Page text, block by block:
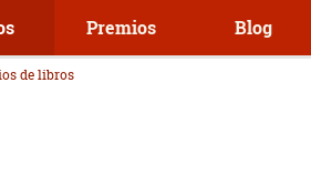
Premios Blog
de libros